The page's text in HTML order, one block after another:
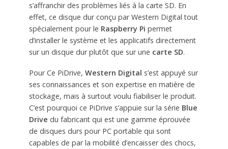
s’affranchir des problèmes liés à la carte SD. En
effet, ce disque dur conçu par Western Digital tout
spécialement pour le Raspberry Pi permet
d’installer le système et les applicatifs directement
sur un disque dur plutôt que sur une carte SD.
Pour Ce PiDrive, Western Digital s’est appuyé sur
ses connaissances et son expertise en matière de
stockage, mais à surtout voulu fiabiliser le produit.
C’est pourquoi ce PiDrive s’appuie sur la série Blue
Drive du fabricant qui est une gamme éprouvée
de disques durs pour PC portable qui sont
capables de par la mobilité d’encaisser des chocs,